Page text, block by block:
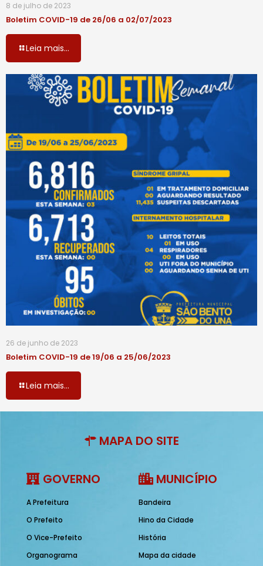
8 de julho de 2023
Boletim COVID-19 de 26/06 a 02/07/2023
Leia mais...
26 de junho de 2023
Boletim COVID-19 de 19/06 a 25/06/2023
Leia mais...
MAPA DO SITE
GOVERNO
A Prefeitura
O Prefeito
O Vice-Prefeito
Organograma
MUNICÍPIO
Bandeira
Hino da Cidade
História
Mapa da cidade